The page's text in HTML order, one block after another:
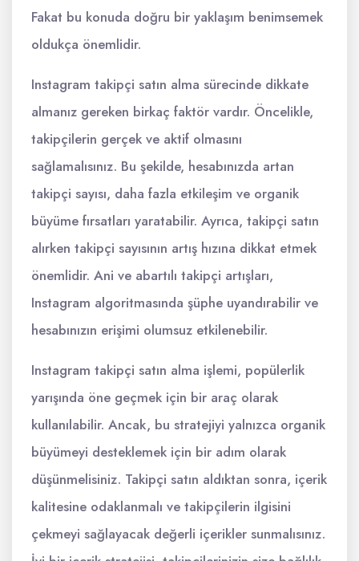
Fakat bu konuda doğru bir yaklaşım benimsemek
oldukça önemlidir.
Instagram takipçi satın alma sürecinde dikkate
almanız gereken birkaç faktör vardır. Öncelikle,
takipçilerin gerçek ve aktif olmasını
sağlamalısınız. Bu şekilde, hesabınızda artan
takipçi sayısı, daha fazla etkileşim ve organik
büyüme fırsatları yaratabilir. Ayrıca, takipçi satın
alırken takipçi sayısının artış hızına dikkat etmek
önemlidir. Ani ve abartılı takipçi artışları,
Instagram algoritmasında şüphe uyandırabilir ve
hesabınızın erişimi olumsuz etkilenebilir.
Instagram takipçi satın alma işlemi, popülerlik
yarışında öne geçmek için bir araç olarak
kullanılabilir. Ancak, bu stratejiyi yalnızca organik
büyümeyi desteklemek için bir adım olarak
düşünmelisiniz. Takipçi satın aldıktan sonra, içerik
kalitesine odaklanmalı ve takipçilerin ilgisini
çekmeyi sağlayacak değerli içerikler sunmalısınız.